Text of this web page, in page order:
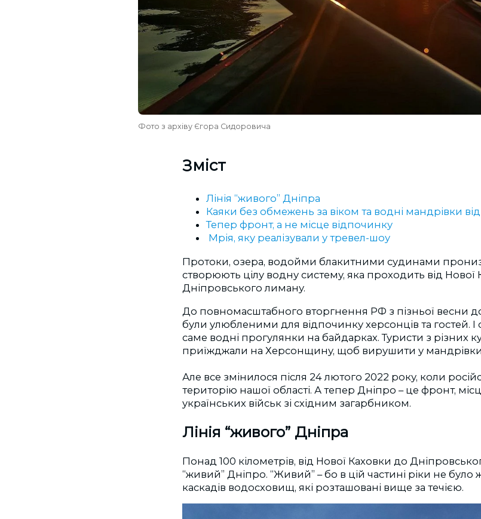
Фото з архіву Єгора Сидоровича
Зміст
Лінія “живого” Дніпра
Каяки без обмежень за віком та водні мандрівки
Тепер фронт, а не місце відпочинку
Мрія, яку реалізували у тревел-шоу
Протоки, озера, водойми блакитними судинами
створюють цілу водну систему, яка проходить від Нової
Дніпровського лиману.
До повномасштабного вторгнення РФ з пізньої весни
були улюбленими для відпочинку херсонців та гостей.
саме водні прогулянки на байдарках. Туристи з різних
приїжджали на Херсонщину, щоб вирушити у
Але все змінилося після 24 лютого 2022 року, коли
територію нашої області. А тепер Дніпро – це фронт,
українських військ зі східним загарбником.
Лінія “живого” Дніпра
Понад 100 кілометрів, від Нової Каховки до
“живий” Дніпро. “Живий” –бо в цій частині ріки не було
каскадів водосховищ, які розташовані вище за течією.